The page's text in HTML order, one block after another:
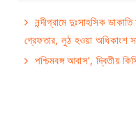
নন্দীগ্রামে দুঃসাহসিক
গ্রেফতার, লুঠ হওয়া অধিকাংশ
পশ্চিমবঙ্গ আবাস’, দ্বিতীয়